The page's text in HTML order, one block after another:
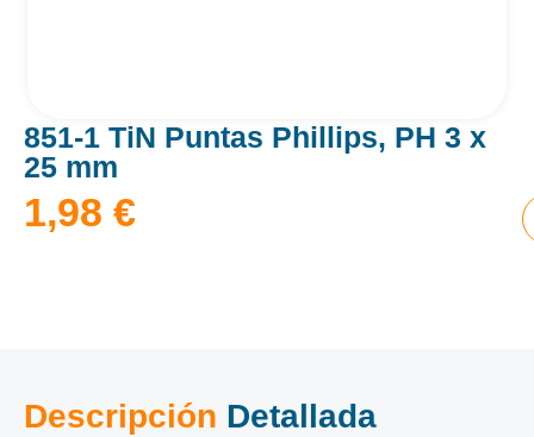
851-1 TiN Puntas Phillips, PH 3 x
25 mm
1,98 €
Descripción Detallada